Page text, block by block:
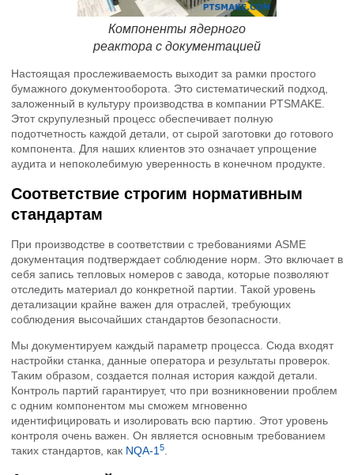
Компоненты ядерного
реактора с документацией
Настоящая прослеживаемость выходит за рамки простого
бумажного документооборота. Это систематический подход,
заложенный в культуру производства в компании PTSMAKE.
Этот скрупулезный процесс обеспечивает полную
подотчетность каждой детали, от сырой заготовки до готового
компонента. Для наших клиентов это означает упрощение
аудита и непоколебимую уверенность в конечном продукте.
Соответствие строгим нормативным
стандартам
При производстве в соответствии с требованиями ASME
документация подтверждает соблюдение норм. Это включает в
себя запись тепловых номеров с завода, которые позволяют
отследить материал до конкретной партии. Такой уровень
детализации крайне важен для отраслей, требующих
соблюдения высочайших стандартов безопасности.
Мы документируем каждый параметр процесса. Сюда входят
настройки станка, данные оператора и результаты проверок.
Таким образом, создается полная история каждой детали.
Контроль партий гарантирует, что при возникновении проблем
с одним компонентом мы сможем мгновенно
идентифицировать и изолировать всю партию. Этот уровень
контроля очень важен. Он является основным требованием
таких стандартов, как NQA-1 5